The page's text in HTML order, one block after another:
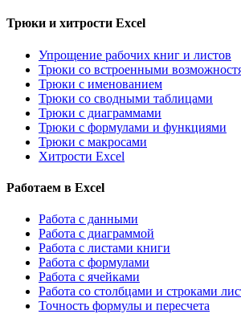
Трюки и хитрости Excel
Упрощение рабочих книг и листов
Трюки со встроенными
Трюки с именованием
Трюки со сводными таблицами
Трюки с диаграммами
Трюки с формулами и функциями
Трюки с макросами
Хитрости Excel
Работаем в Excel
Работа с данными
Работа с диаграммой
Работа с листами книги
Работа с формулами
Работа с ячейками
Работа со столбцами и строками
Точность формулы и пересчета